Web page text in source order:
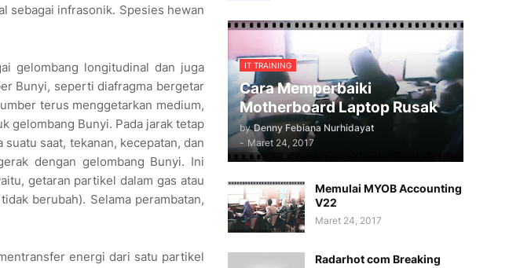
sebagai infrasonik. Spesies hewan
gelombang longitudinal dan juga
Bunyi, seperti diafragma bergetar
terus menggetarkan medium,
gelombang Bunyi. Pada jarak tetap
saat, tekanan, kecepatan, dan
dengan gelombang Bunyi. Ini
getaran partikel dalam gas atau
berubah). Selama perambatan,
energi dari satu partikel
IT TRAINING
Cara Memperbaiki
Motherboard Laptop Rusak
by Denny Febiana Nurhidayat
- Maret 24, 2017
Memulai MYOB Accounting
V22
Maret 24, 2017
Radarhot com Breaking